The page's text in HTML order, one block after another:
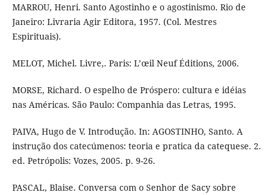
MARROU, Henri. Santo Agostinho e o agostinismo. Rio de
Janeiro: Livraria Agir Editora, 1957. (Col. Mestres
Espirituais).
MELOT, Michel. Livre,. Paris: L’œil Neuf Éditions, 2006.
MORSE, Richard. O espelho de Próspero: cultura e idéias
nas Américas. São Paulo: Companhia das Letras, 1995.
PAIVA, Hugo de V. Introdução. In: AGOSTINHO, Santo. A
instrução dos catecúmenos: teoria e pratica da catequese. 2.
ed. Petrópolis: Vozes, 2005. p. 9-26.
PASCAL, Blaise. Conversa com o Senhor de Sacy sobre